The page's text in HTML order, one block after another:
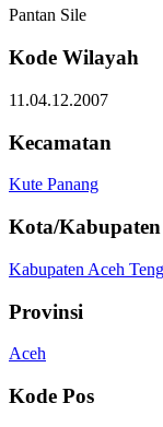
Pantan Sile
Kode Wilayah
11.04.12.2007
Kecamatan
Kute Panang
Kota/Kabupaten
Kabupaten Aceh
Provinsi
Aceh
Kode Pos